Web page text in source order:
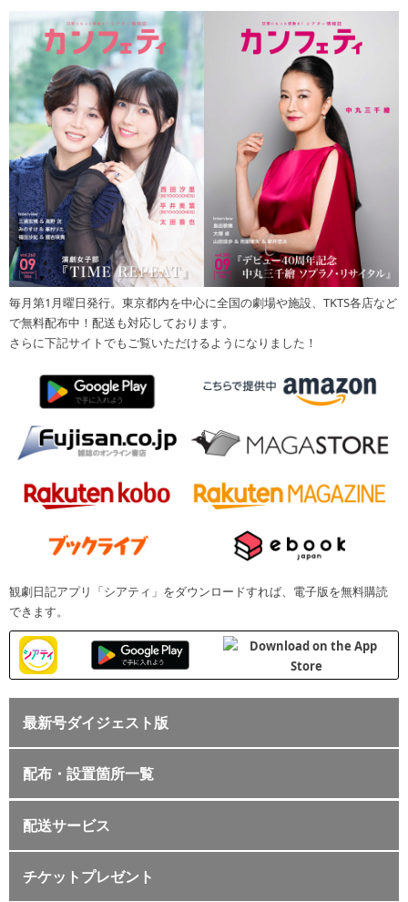
毎月第1月曜日発行。東京都内を中心に全国の劇場や施設、TKTS各店など
で無料配布中！配送も対応しております。
さらに下記サイトでもご覧いただけるようになりました！
観劇日記アプリ「シアティ」をダウンロードすれば、電子版を無料購読
できます。
最新号ダイジェスト版
配布・設置箇所一覧
配送サービス
チケットプレゼント